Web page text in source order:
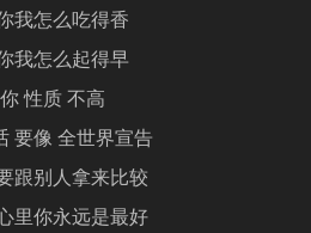
我怎么吃得香
我怎么起得早
性质 不高
要像 全世界宣告
跟别人拿来比较
里你永远是最好